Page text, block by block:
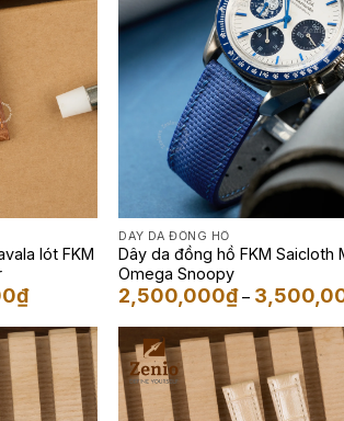
lót FKM
₫Khoảng
giá:
từ
3,900,000₫
đến
4,500,000₫
DÂY DA ĐỒNG HỒ
Dây da đồng hồ FKM Saicloth
Omega Snoopy
2,500,000₫ –